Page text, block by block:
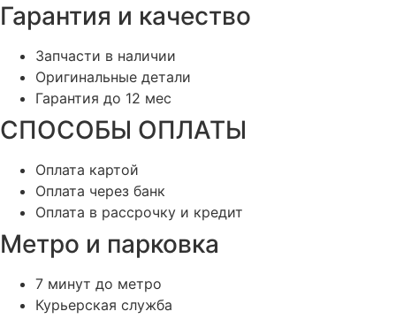
Гарантия и качество
Запчасти в наличии
Оригинальные детали
Гарантия до 12 мес
СПОСОБЫ ОПЛАТЫ
Оплата картой
Оплата через банк
Оплата в рассрочку и кредит
Метро и парковка
7 минут до метро
Курьерская служба